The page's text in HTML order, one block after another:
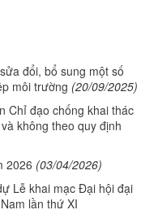
đổi, bổ sung một số
môi trường (20/09/2025)
Chỉ đạo chống khai thác
không theo quy định
2026 (03/04/2026)
Lễ khai mạc Đại hội đại
lần thứ XI